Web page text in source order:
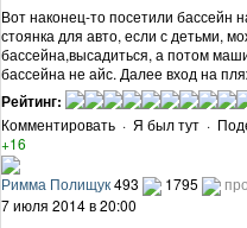
Вот наконец-то посетили бассейн
стоянка для авто, если с детьми,
бассейна,высадиться, а потом
бассейна не айс. Далее вход на
Рейтинг:
Комментировать · Я был тут ·
+16
Римма Полищук493 1795 про
7 июля 2014 в 20:00